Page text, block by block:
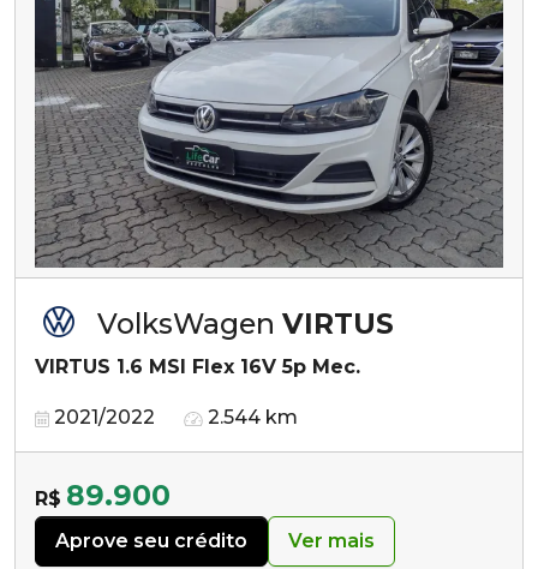
VolksWagen VIRTUS
VIRTUS 1.6 MSI Flex 16V 5p Mec.
2021/2022 2.544 km
R$ 89.900
Aprove seu crédito Ver mais